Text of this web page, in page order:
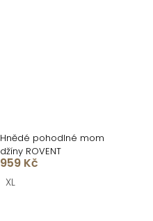
Hnědé pohodlné mom
džíny ROVENT
959 Kč
XL